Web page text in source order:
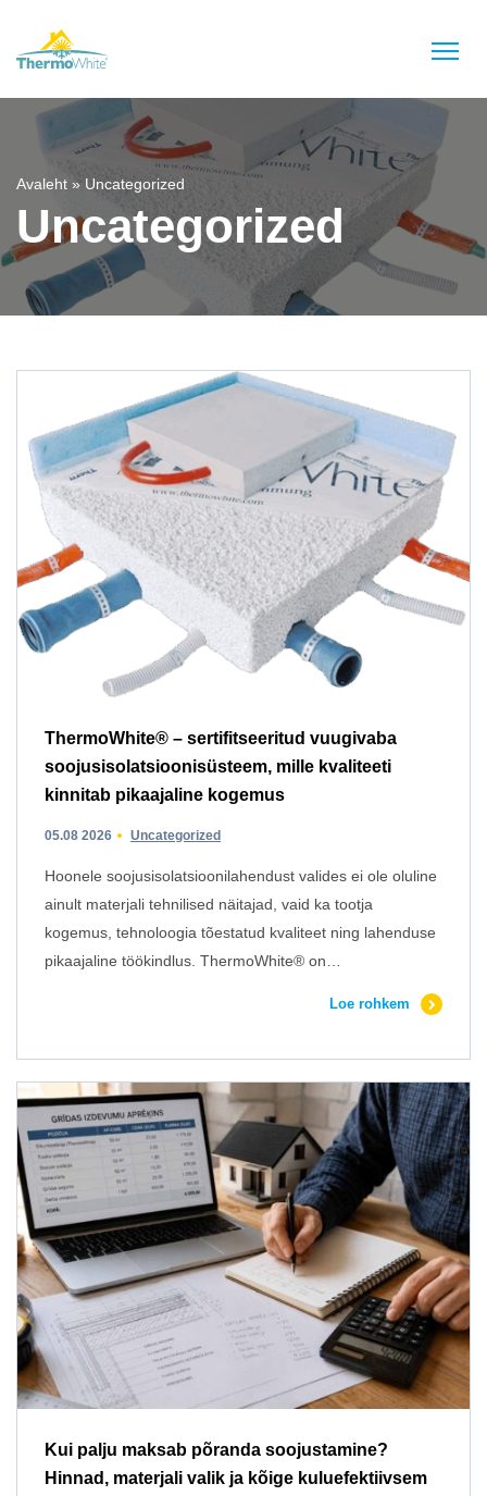
Avaleht » Uncategorized
Uncategorized
ThermoWhite® – sertifitseeritud vuugivaba
soojusisolatsioonisüsteem, mille kvaliteeti
kinnitab pikaajaline kogemus
05.08 2026 Uncategorized
Hoonele soojusisolatsioonilahendust valides ei ole oluline
ainult materjali tehnilised näitajad, vaid ka tootja
kogemus, tehnoloogia tõestatud kvaliteet ning lahenduse
pikaajaline töökindlus. ThermoWhite® on…
Loe rohkem
Kui palju maksab põranda soojustamine?
Hinnad, materjali valik ja kõige kuluefektiivsem